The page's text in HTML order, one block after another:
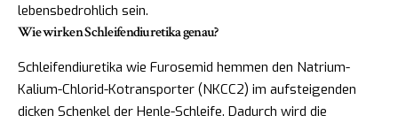
lebensbedrohlich sein.
Wie wirken Schleifendiuretika genau?
Schleifendiuretika wie Furosemid hemmen den Natrium-
Kalium-Chlorid-Kotransporter (NKCC2) im aufsteigenden
dicken Schenkel der Henle-Schleife. Dadurch wird die